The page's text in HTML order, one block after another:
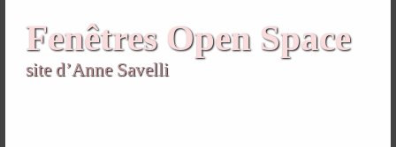
Fenêtres Open Space
site d’Anne Savelli